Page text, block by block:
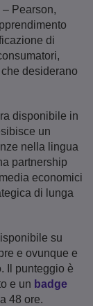
– Pearson,
di
desiderano
disponibile in
un
nella lingua
partnership
economici
di lunga
su
e ovunque e
Il punteggio è
e un badge
48 ore.